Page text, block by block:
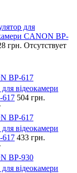
для
CANON BP-
грн. Отсутствует
BP-617
відеокамери
617 504 грн.
BP-617
відеокамери
617 433 грн.
BP-930
відеокамери